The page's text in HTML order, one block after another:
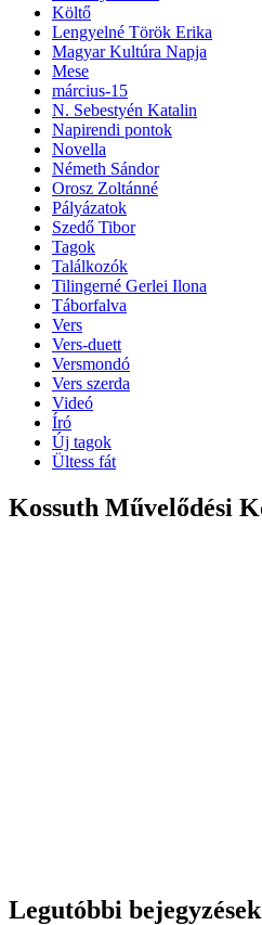
Költő
Lengyelné Török Erika
Magyar Kultúra Napja
Mese
március-15
N. Sebestyén Katalin
Napirendi pontok
Novella
Németh Sándor
Orosz Zoltánné
Pályázatok
Szedő Tibor
Tagok
Találkozók
Tilingerné Gerlei Ilona
Táborfalva
Vers
Vers-duett
Versmondó
Vers szerda
Videó
Író
Új tagok
Ültess fát
Kossuth Művelődési
Legutóbbi bejegyzések